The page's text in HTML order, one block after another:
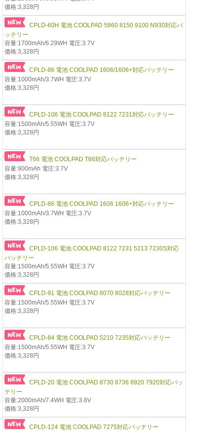
価格:3,328円
CPLD-60H 電池 COOLPAD 5860 8150 9100 N930対応バ
ッテリー
容量:1700mAh/6.29WH 電圧:3.7V
価格:3,328円
CPLD-86 電池 COOLPAD 1606/1606+対応バッテリー
容量:1000mAh/3.7WH 電圧:3.7V
価格:3,328円
CPLD-106 電池 COOLPAD 8122 7231対応バッテリー
容量:1500mAh/5.55WH 電圧:3.7V
価格:3,328円
T66 電池 COOLPAD T66対応バッテリー
容量:900mAh 電圧:3.7V
価格:3,328円
CPLD-86 電池 COOLPAD 1606 1606+対応バッテリー
容量:1000mAh/3.7WH 電圧:3.7V
価格:3,328円
CPLD-106 電池 COOLPAD 8122 7231 5213 7230S対応
バッテリー
容量:1500mAh/5.55WH 電圧:3.7V
価格:3,328円
CPLD-91 電池 COOLPAD 8070 8028対応バッテリー
容量:1500mAh/5.55WH 電圧:3.7V
価格:3,328円
CPLD-84 電池 COOLPAD 5210 7235対応バッテリー
容量:1500mAh/5.55WH 電圧:3.7V
価格:3,328円
CPLD-20 電池 COOLPAD 8730 8736 8920 7920対応バッ
テリー
容量:2000mAh/7.4WH 電圧:3.8V
価格:3,328円
CPLD-124 電池 COOLPAD 7275対応バッテリー